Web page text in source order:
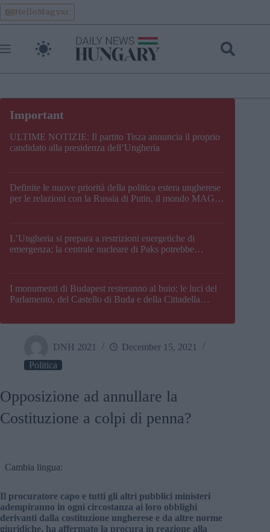
Skip
to
content
HelloMagyar
ULTIME NOTIZIE: Il partito Tisza annuncia il proprio
candidato alla presidenza dell’Ungheria
Definite le nuove priorità della politica estera ungherese
per le relazioni con la Russia di Putin, il mondo MAGA,
L’Ungheria si prepara a restrizioni energetiche di
emergenza; la centrale nucleare di Paks potrebbe
I monumenti di Budapest resteranno al buio: le luci del
Parlamento, del Castello di Buda e della Cittadella
DNH 2021
December 15, 2021
Politica
Opposizione ad annullare la
Costituzione a colpi di penna?
Cambia lingua:
Il procuratore capo e tutti gli altri pubblici ministeri
adempiranno in ogni circostanza ai loro obblighi
derivanti dalla costituzione ungherese e da altre norme
giuridiche, ha affermato la procura in reazione alla